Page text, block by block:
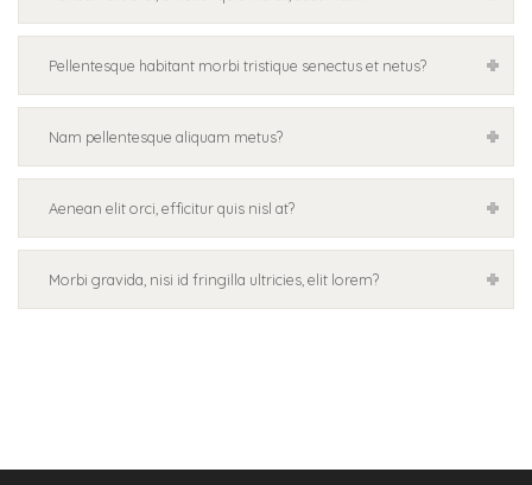
Pellentesque habitant morbi tristique senectus et netus?
Nam pellentesque aliquam metus?
Aenean elit orci, efficitur quis nisl at?
Morbi gravida, nisi id fringilla ultricies, elit lorem?